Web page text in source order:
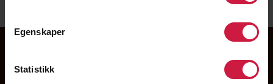
Egenskaper
Statistikk